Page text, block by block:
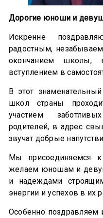
Дорогие юноши и
Искренне
радостным,
окончанием школы,
вступлением в
В этот
школ страны
участием
родителей, в адрес
звучат добрые
Мы присоединяемся
желаем юношам и
и надеждами
энергии и успехов в их
Особенно